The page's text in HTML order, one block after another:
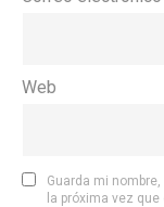
Web
Guarda mi
la próxima vez